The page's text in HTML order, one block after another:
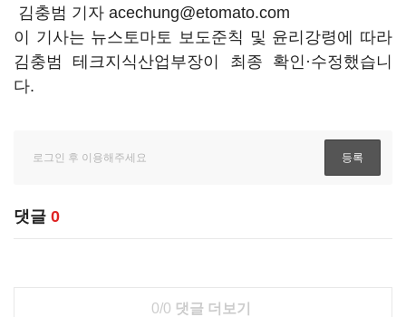
김충범 기자 acechung@etomato.com
이 기사는 뉴스토마토 보도준칙 및 윤리강령에 따라
김충범 테크지식산업부장이 최종 확인·수정했습니
다.
댓글 0
0/0 댓글 더보기